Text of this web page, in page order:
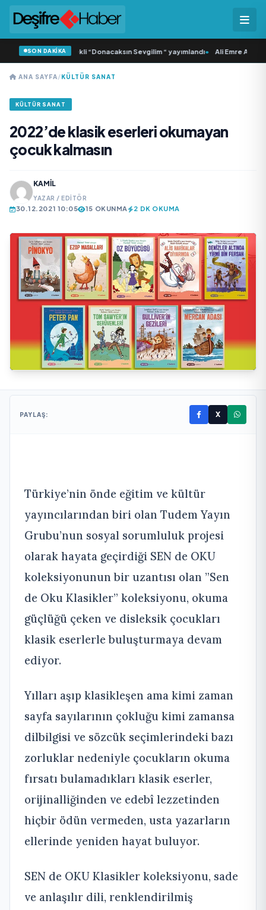
SON DAKİKA
Samlı ‘dan İkinci Tekli “Donacaksın Sevgilim “ yayımlandı• Ali Emre
ANA SAYFA/KÜLTÜR SANAT
KÜLTÜR SANAT
2022’de klasik eserleri okumayan
çocuk kalmasın
KAMIL
YAZAR / EDITÖR
30.12.2021 10:05 15 OKUNMA 2 DK OKUMA
PAYLAŞ: X
Türkiye’nin önde eğitim ve kültür
yayıncılarından biri olan Tudem Yayın
Grubu’nun sosyal sorumluluk projesi
olarak hayata geçirdiği SEN de OKU
koleksiyonunun bir uzantısı olan ”Sen
de Oku Klasikler” koleksiyonu, okuma
güçlüğü çeken ve disleksik çocukları
klasik eserlerle buluşturmaya devam
ediyor.
Yılları aşıp klasikleşen ama kimi zaman
sayfa sayılarının çokluğu kimi zamansa
dilbilgisi ve sözcük seçimlerindeki bazı
zorluklar nedeniyle çocukların okuma
fırsatı bulamadıkları klasik eserler,
orijinalliğinden ve edebî lezzetinden
hiçbir ödün vermeden, usta yazarların
ellerinde yeniden hayat buluyor.
SEN de OKU Klasikler koleksiyonu, sade
ve anlaşılır dili, renklendirilmiş